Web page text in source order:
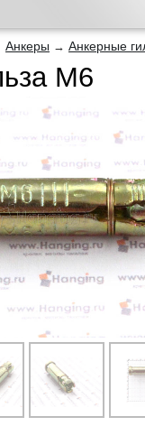
Анкеры → Анкерные
М6